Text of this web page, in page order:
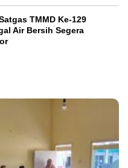
TMMD Ke-129
Air Bersih Segera